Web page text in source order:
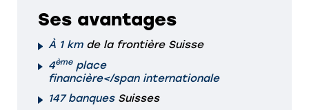
Ses avantages
À 1 km de la frontière Suisse
4èmeplace
financière</span internationale
147 banquesSuisses